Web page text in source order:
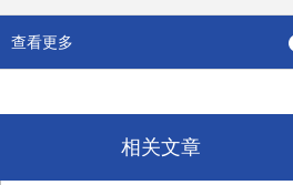
查看更多
相关文章